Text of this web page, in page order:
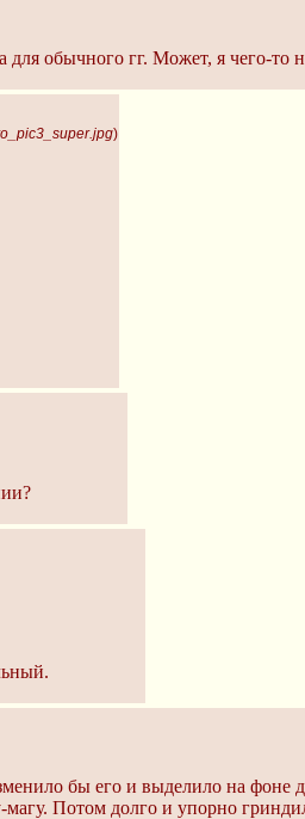
обычного гг. Может, я чего-
)
бы его и выделило на
Потом долго и упорно